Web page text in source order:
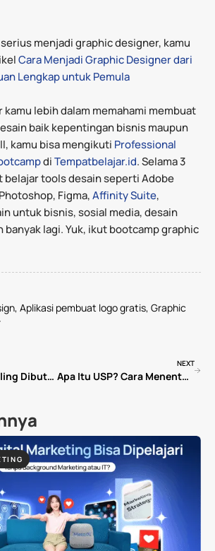
menjadi graphic designer, kamu
Cara Menjadi Graphic Designer dari
Lengkap untuk Pemula
kamu lebih dalam memahami membuat
baik kepentingan bisnis maupun
kamu bisa mengikuti Professional
diTempatbelajar.id. Selama 3
belajar tools desain seperti Adobe
Figma,Affinity Suite,
untuk bisnis, sosial media, desain
banyak lagi. Yuk, ikut bootcamp graphic
, Aplikasi pembuat logo gratis, Graphic
10 Skill Digital Paling Dibutuhkan di Dunia Kerja 2026
NEXT
Apa Itu USP? Cara Menentukan dan Contoh Bisnis di Indonesia